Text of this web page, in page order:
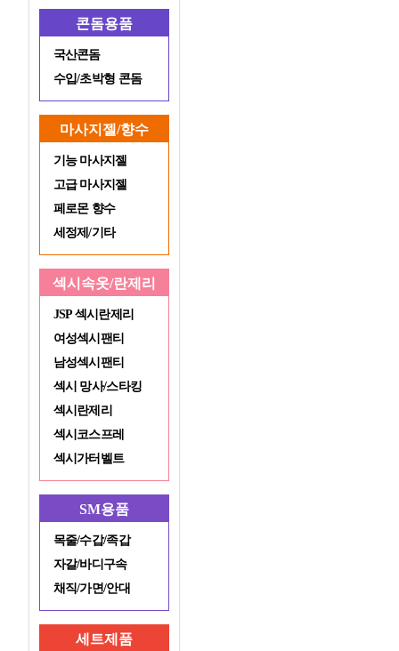
콘돔용품
국산콘돔
수입/초박형 콘돔
마사지젤/향수
기능 마사지젤
고급 마사지젤
페로몬 향수
세정제/기타
섹시속옷/란제리
JSP 섹시란제리
여성섹시팬티
남성섹시팬티
섹시 망사/스타킹
섹시란제리
섹시코스프레
섹시가터벨트
SM용품
목줄/수갑/족갑
자갈/바디구속
채직/가면/안대
세트제품